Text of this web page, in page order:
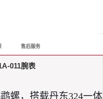
售后服务
011腕表
螺，搭载丹东324一体